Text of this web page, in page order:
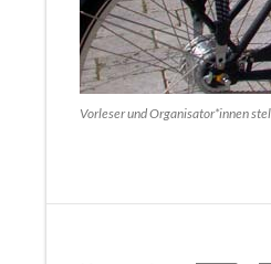
Vorleser und Organisator*innen